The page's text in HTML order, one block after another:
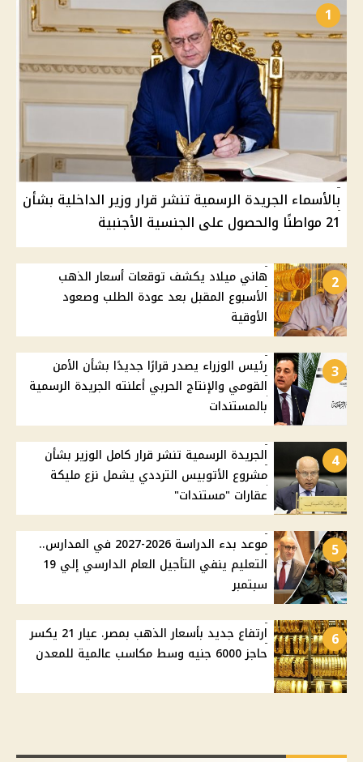
1
بالأسماء الجريدة الرسمية تنشر قرار وزير الداخلية بشأن
21 مواطنًا والحصول على الجنسية الأجنبية
2
هاني ميلاد يكشف توقعات أسعار الذهب
الأسبوع المقبل بعد عودة الطلب وصعود
الأوقية
3
رئيس الوزراء يصدر قرارًا جديدًا بشأن الأمن
القومي والإنتاج الحربي أعلنته الجريدة الرسمية
بالمستندات
4
الجريدة الرسمية تنشر قرار كامل الوزير بشأن
مشروع الأتوبيس الترددي يشمل نزع مليكة
عقارات "مستندات"
5
موعد بدء الدراسة 2026-2027 في المدارس..
التعليم ينفي التأجيل العام الدارسي إلي 19
سبتمبر
6
ارتفاع جديد بأسعار الذهب بمصر. عيار 21 يكسر
حاجز 6000 جنيه وسط مكاسب عالمية للمعدن